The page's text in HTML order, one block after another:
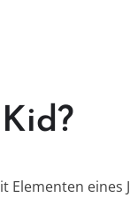
Elementen eines